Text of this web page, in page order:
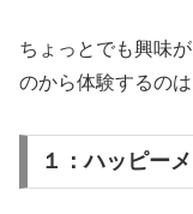
ちょっとでも興味
のから体験するのは
１：ハッピー